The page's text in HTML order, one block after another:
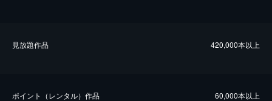
⾒放題作品 420,000本以上
ポイント（レンタル）作品 60,000本以上